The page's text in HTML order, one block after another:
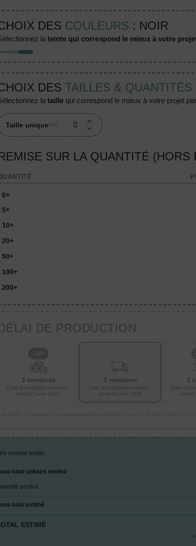
DES COULEURS : NOIR
sélectionnez la teinte qui correspond le mieux à votre
DES TAILLES & QUANTITÉS
sélectionnez la taillequi correspond le mieux à votre projet
Taille unique(79)
SUR LA QUANTITÉ (HORS
0+
5+
10+
20+
50+
100+
200+
DE PRODUCTION
3 semaines
Date d'expédition estimée :
jeudi 27 août 2026
2 semaines
Date d'expédition estimée :
jeudi 20 août 2026
1
Date
jeudi
unitaire textile
total unitaire estimé
produit
total estimé
ESTIMÉ